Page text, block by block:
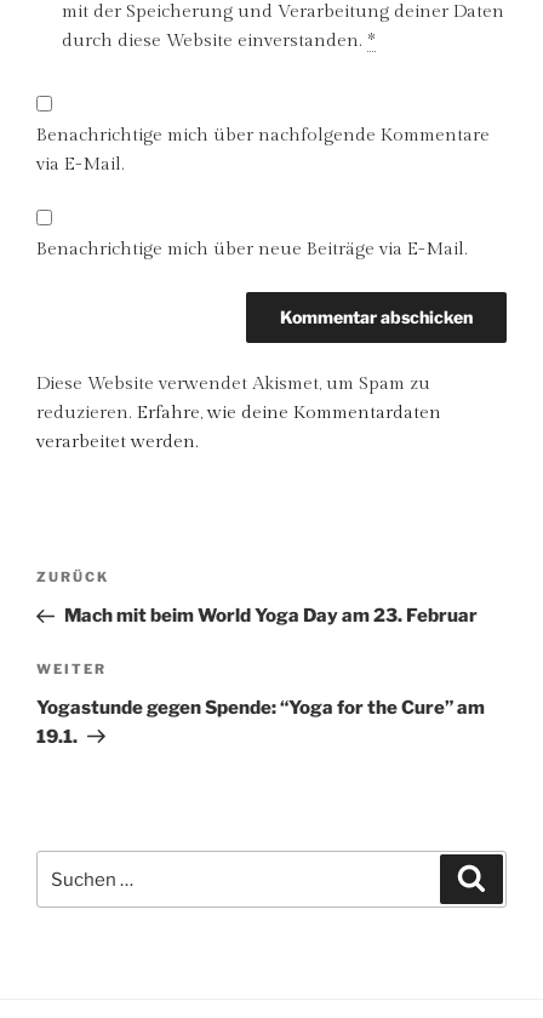
mit der Speicherung und Verarbeitung deiner Daten
durch diese Website einverstanden. *
Benachrichtige mich über nachfolgende Kommentare
via E-Mail.
Benachrichtige mich über neue Beiträge via E-Mail.
Diese Website verwendet Akismet, um Spam zu
reduzieren. Erfahre, wie deine Kommentardaten
verarbeitet werden.
Beitragsnavigation
Vorheriger
Beitrag
ZURÜCK
Mach mit beim World Yoga Day am 23. Februar
Nächster
Beitrag
WEITER
Yogastunde gegen Spende: “Yoga for the Cure” am
19.1.
nach: